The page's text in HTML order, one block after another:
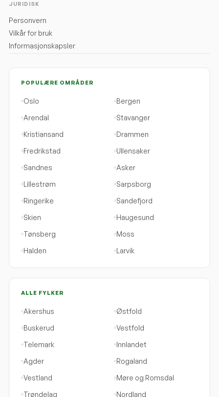
JURIDISK
Personvern
Vilkår for bruk
Informasjonskapsler
POPULÆRE OMRÅDER
Oslo
Bergen
Arendal
Stavanger
Kristiansand
Drammen
Fredrikstad
Ullensaker
Sandnes
Asker
Lillestrøm
Sarpsborg
Ringerike
Sandefjord
Skien
Haugesund
Tønsberg
Moss
Halden
Larvik
ALLE FYLKER
Akershus
Østfold
Buskerud
Vestfold
Telemark
Innlandet
Agder
Rogaland
Vestland
Møre og Romsdal
Trøndelag
Nordland